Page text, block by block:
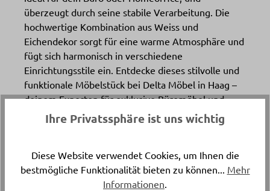
überzeugt durch seine stabile Verarbeitung. Die
hochwertige Kombination aus Weiss und
Eichendekor sorgt für eine warme Atmosphäre und
fügt sich harmonisch in verschiedene
Einrichtungsstile ein. Entdecke dieses stilvolle und
funktionale Möbelstück bei Delta Möbel in Haag –
deinem Experten für exklusive Büromöbel und
nachhaltige Wohnideen. In verschiedenen
Artikelnummer
Ihre Privatssphäre ist uns wichtig
Diese Website verwendet Cookies, um Ihnen die
bestmögliche Funktionalität bieten zu können... Mehr
Informationen